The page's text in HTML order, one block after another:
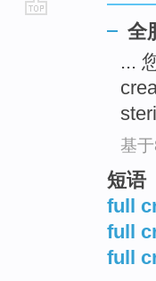
全
...
基
短语
full
full
full